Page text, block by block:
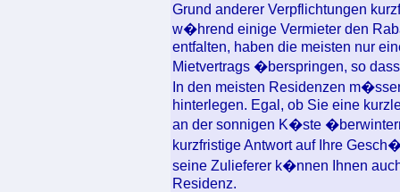
Grund anderer Verpflichtungen
w�hrend einige Vermieter den
entfalten, haben die meisten nur
Mietvertrags �berspringen, so
In den meisten Residenzen
hinterlegen. Egal, ob Sie eine
an der sonnigen K�ste
kurzfristige Antwort auf Ihre
seine Zulieferer k�nnen Ihnen
Residenz.